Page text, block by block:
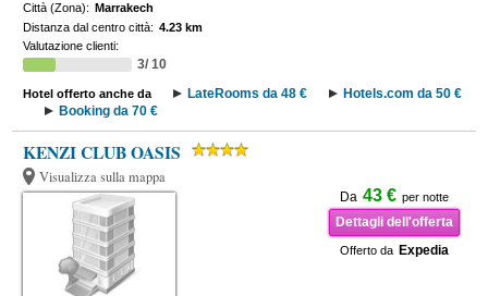
Città (Zona): Marrakech
Distanza dal centro città: 4.23 km
Valutazione clienti:
3/ 10
Hotel offerto anche da LateRooms da 48 €
Hotels.com da 50 €
Booking da 70 €
KENZI CLUB OASIS
Visualizza sulla mappa
Da 43 € per notte
Dettagli dell'offerta
Offerto da Expedia